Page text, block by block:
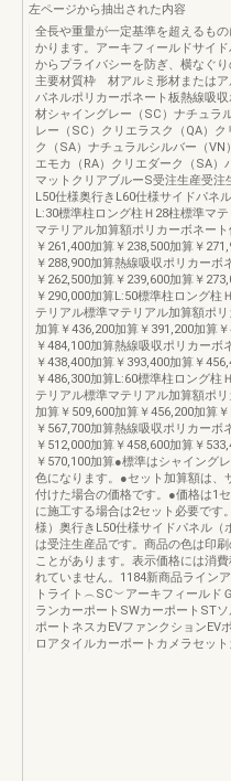
左ページから抽出された内容
全長や重量が一定基準を超えるも
かります。アーキフィールドサイ
からプライバシーを防ぎ、横なぐり
主要材質枠 材アルミ形材またはア
パネルポリカーボネート板熱線吸
材シャイングレー（SC）ナチュラ
レー（SC）クリエラスク（QA）
ク（SA）ナチュラルシルバー（VN
エモカ（RA）クリエダーク（SA）
マットクリアブルーS受注生産受注
L50仕様奥行きL60仕様サイドパネ
L:30標準柱ロング柱Ｈ28柱標準マ
マテリアル加算額ポリカーボネー
￥261,400加算￥238,500加算￥
￥288,900加算熱線吸収ポリカーボ
￥262,500加算￥239,600加算￥
￥290,000加算L:50標準柱ロング柱
テリアル標準マテリアル加算額ポ
加算￥436,200加算￥391,200加算
￥484,100加算熱線吸収ポリカーボ
￥438,400加算￥393,400加算￥
￥486,300加算L:60標準柱ロング柱
テリアル標準マテリアル加算額ポ
加算￥509,600加算￥456,200加算
￥567,700加算熱線吸収ポリカーボ
￥512,000加算￥458,600加算￥
￥570,100加算●標準はシャイング
色になります。●セット加算額は、
付けた場合の価格です。●価格は1
に施工する場合は2セット必要です
様）奥行きL50仕様サイドパネル（
は受注生産品です。商品の色は印
ことがあります。表示価格には消
れていません。1184新商品ライン
トライト︵SC︶アーキフィールド
ランカーポートSWカーポートST
ポートネスカEVファンクションEV
ロアタイルカーポートカメラセッ